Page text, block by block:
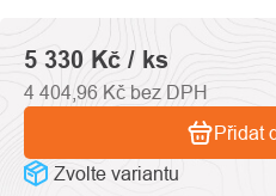
5 330 Kč / ks
4 404,96 Kč bez DPH
Zvolte variantu
Přidat